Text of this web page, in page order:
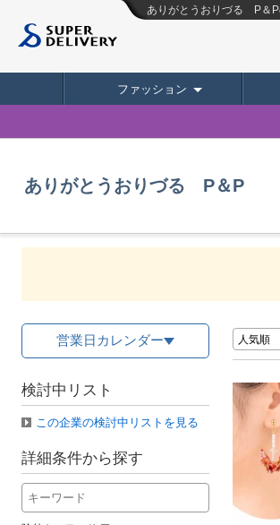
ありがとうおりづる P＆P
ファッション
ありがとうおりづる P＆P
営業日カレンダー
検討中リスト
この企業の検討中リストを見る
詳細条件から探す